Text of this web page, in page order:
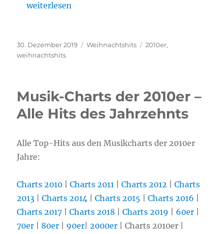
„Weihnachtshits der 2010er“
weiterlesen
Veröffentlicht
am
30. Dezember 2019 Kategorien
Weihnachtshits Schlagwörter
2010er,
weihnachtshits
Musik-Charts der 2010er –
Alle Hits des Jahrzehnts
Alle Top-Hits aus den Musikcharts der 2010er
Jahre:
Charts 2010 |Charts 2011 |Charts 2012 |Charts
2013 |Charts 2014 |Charts 2015 |Charts 2016
Charts 2017 |Charts 2018 |Charts 2019 60er
70er
80er 90er |2000er | Charts 2010er |